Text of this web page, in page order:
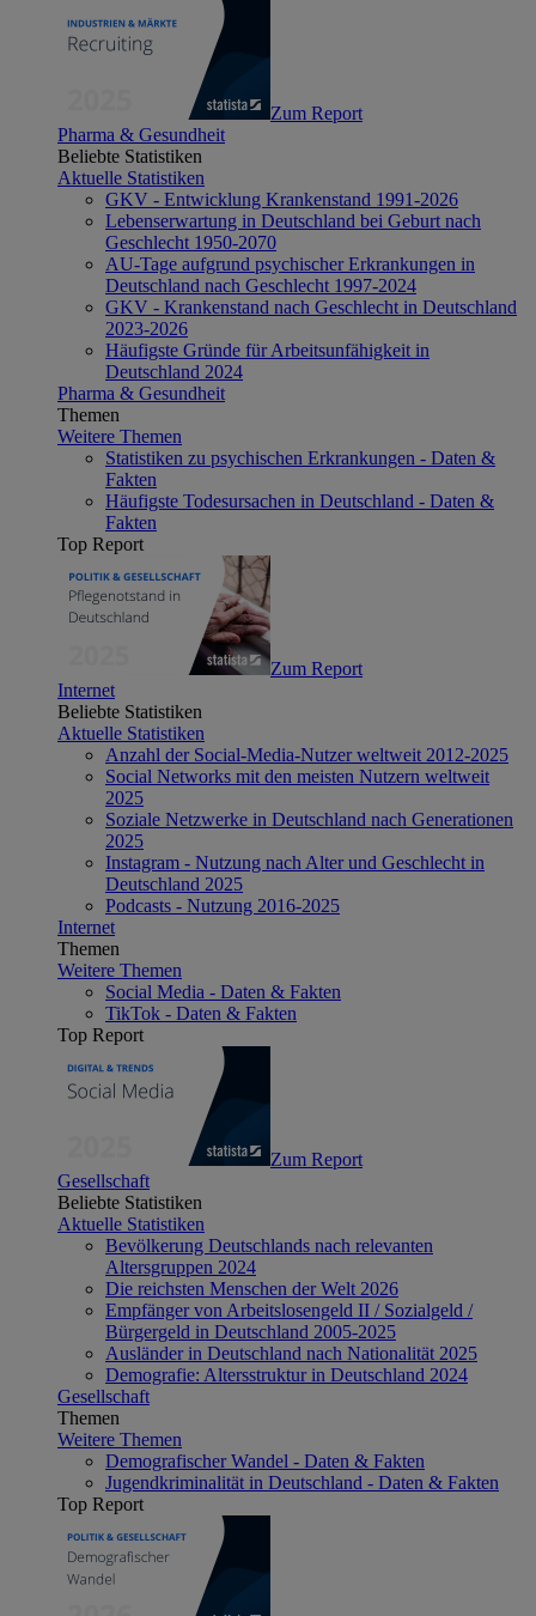
Zum Report
Pharma & Gesundheit
Beliebte Statistiken
Aktuelle Statistiken
GKV - Entwicklung Krankenstand 1991-2026
Lebenserwartung in Deutschland bei Geburt nach
Geschlecht 1950-2070
AU-Tage aufgrund psychischer Erkrankungen in
Deutschland nach Geschlecht 1997-2024
GKV - Krankenstand nach Geschlecht in Deutschland
2023-2026
Häufigste Gründe für Arbeitsunfähigkeit in
Deutschland 2024
Pharma & Gesundheit
Themen
Weitere Themen
Statistiken zu psychischen Erkrankungen - Daten &
Fakten
Häufigste Todesursachen in Deutschland - Daten &
Fakten
Top Report
Zum Report
Internet
Beliebte Statistiken
Aktuelle Statistiken
Anzahl der Social-Media-Nutzer weltweit 2012-2025
Social Networks mit den meisten Nutzern weltweit
2025
Soziale Netzwerke in Deutschland nach Generationen
2025
Instagram - Nutzung nach Alter und Geschlecht in
Deutschland 2025
Podcasts - Nutzung 2016-2025
Internet
Themen
Weitere Themen
Social Media - Daten & Fakten
TikTok - Daten & Fakten
Top Report
Zum Report
Gesellschaft
Beliebte Statistiken
Aktuelle Statistiken
Bevölkerung Deutschlands nach relevanten
Altersgruppen 2024
Die reichsten Menschen der Welt 2026
Empfänger von Arbeitslosengeld II / Sozialgeld /
Bürgergeld in Deutschland 2005-2025
Ausländer in Deutschland nach Nationalität 2025
Demografie: Altersstruktur in Deutschland 2024
Gesellschaft
Themen
Weitere Themen
Demografischer Wandel - Daten & Fakten
Jugendkriminalität in Deutschland - Daten & Fakten
Top Report